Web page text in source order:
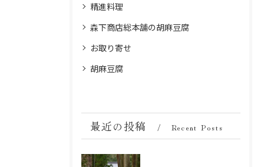
精進料理
森下商店総本舗の胡麻豆腐
お取り寄せ
胡麻豆腐
最近の投稿 Recent Posts